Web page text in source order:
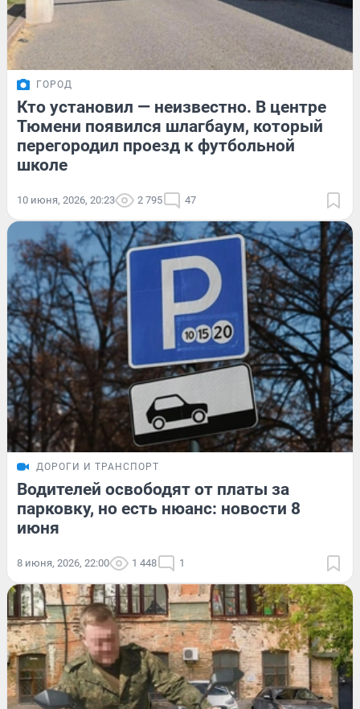
ГОРОД
Кто установил — неизвестно. В центре
Тюмени появился шлагбаум, который
перегородил проезд к футбольной
школе
10 июня, 2026, 20:23 2 795 47
ДОРОГИ И ТРАНСПОРТ
Водителей освободят от платы за
парковку, но есть нюанс: новости 8
июня
8 июня, 2026, 22:00 1 448 1